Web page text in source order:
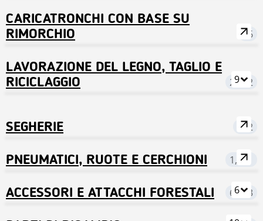
CARICATRONCHI CON BASE SU
RIMORCHIO
76
LAVORAZIONE DEL LEGNO, TAGLIO E
RICICLAGGIO
2,822
9
SEGHERIE 282
PNEUMATICI, RUOTE E CERCHIONI 1,681
ACCESSORI E ATTACCHI FORESTALI 6,953
6